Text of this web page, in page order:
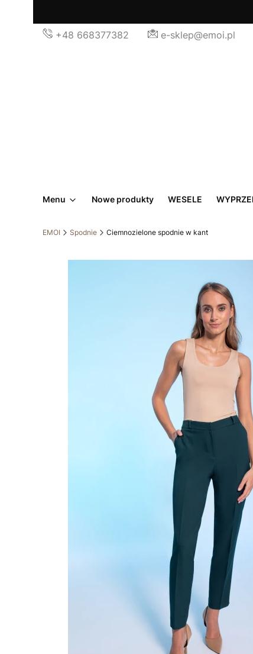
+48 668377382 e-sklep@emoi.pl
Menu Nowe produkty WESELE
EMOI Spodnie Ciemnozielone spodnie w kant